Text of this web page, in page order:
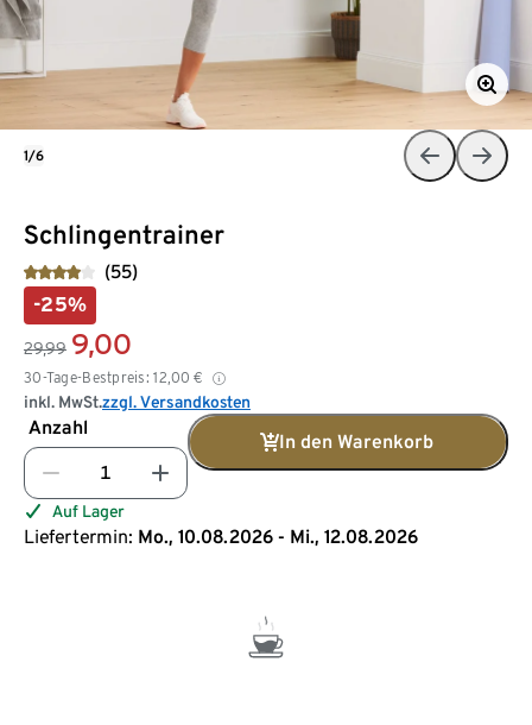
Schlingentrainer
(55)
-25%
29,99 9,00
30-Tage-Bestpreis: 12,00 €
inkl. MwSt.zzgl. Versandkosten
Anzahl
In den Warenkorb
Auf Lager
Liefertermin: Mo., 10.08.2026 - Mi., 12.08.2026
1/6